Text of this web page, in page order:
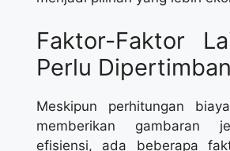
Faktor-Faktor
Perlu
Meskipun perhitungan
memberikan gambaran
efisiensi, ada beberapa